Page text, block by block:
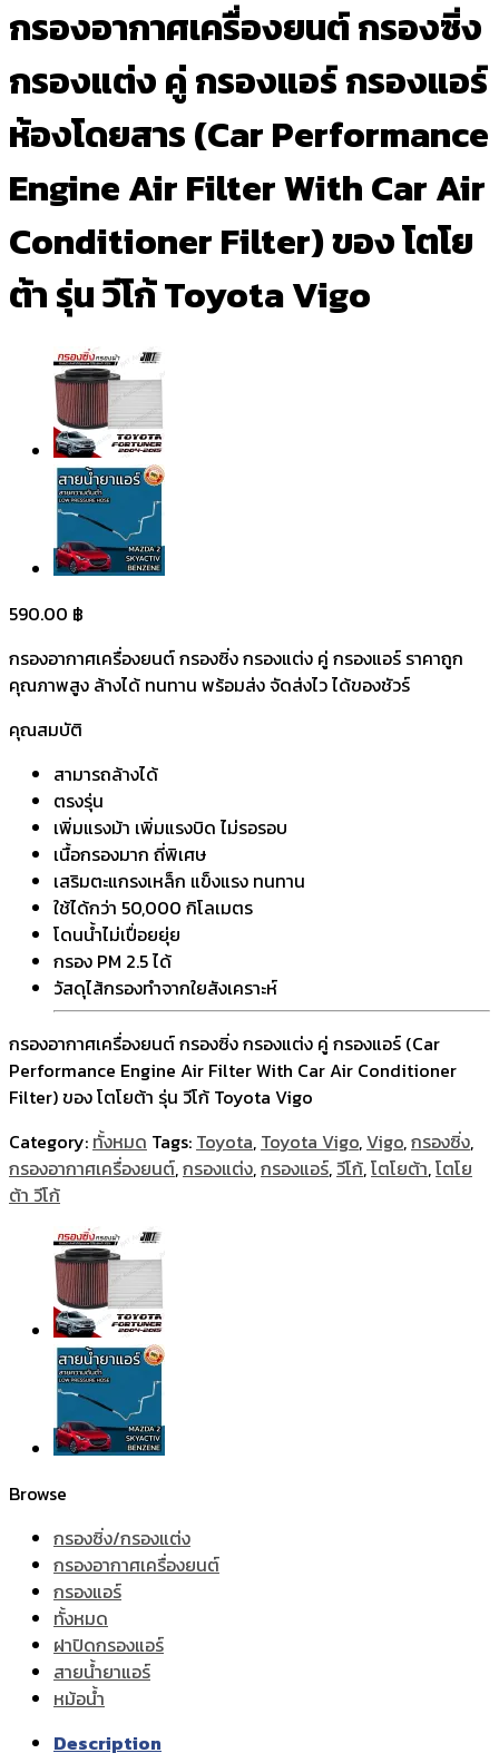
กรองอากาศเครื่องยนต์ กรองซิ่ง
กรองแต่ง คู่ กรองแอร์ กรองแอร์
ห้องโดยสาร (Car Performance
Engine Air Filter With Car Air
Conditioner Filter) ของ โตโย
ต้า รุ่น วีโก้ Toyota Vigo
590.00 ฿
กรองอากาศเครื่องยนต์ กรองซิ่ง กรองแต่ง คู่ กรองแอร์ ราคาถูก
คุณภาพสูง ล้างได้ ทนทาน พร้อมส่ง จัดส่งไว ได้ของชัวร์
คุณสมบัติ
สามารถล้างได้
ตรงรุ่น
เพิ่มแรงม้า เพิ่มแรงบิด ไม่รอรอบ
เนื้อกรองมาก ถี่พิเศษ
เสริมตะแกรงเหล็ก แข็งแรง ทนทาน
ใช้ได้กว่า 50,000 กิโลเมตร
โดนน้ำไม่เปื่อยยุ่ย
กรอง PM 2.5 ได้
วัสดุไส้กรองทำจากใยสังเคราะห์
กรองอากาศเครื่องยนต์ กรองซิ่ง กรองแต่ง คู่ กรองแอร์ (Car
Performance Engine Air Filter With Car Air Conditioner
Filter) ของ โตโยต้า รุ่น วีโก้ Toyota Vigo
Category: ทั้งหมด Tags: Toyota, Toyota Vigo, Vigo,กรองซิ่ง,
กรองอากาศเครื่องยนต์,กรองแต่ง,กรองแอร์,วีโก้,โตโยต้า,โตโย
ต้า วีโก้
Browse
กรองซิ่ง/กรองแต่ง
กรองอากาศเครื่องยนต์
กรองแอร์
ทั้งหมด
ฝาปิดกรองแอร์
สายน้ำยาแอร์
หม้อน้ำ
Description